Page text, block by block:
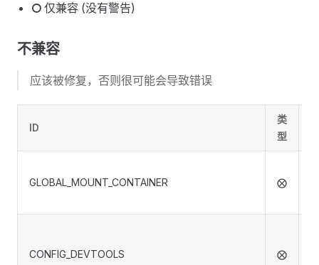
⭘ 仅兼容 (没有警告)
不兼容
应该被修复，否则很可能会导致错误
ID
类
型
GLOBAL_MOUNT_CONTAINER ⨂
CONFIG_DEVTOOLS ⨂